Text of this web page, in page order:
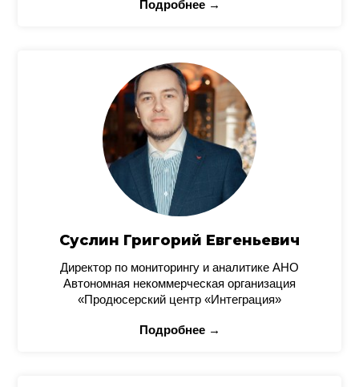
Подробнее →
Суслин Григорий Евгеньевич
Директор по мониторингу и аналитике АНО
Автономная некоммерческая организация
«Продюсерский центр «Интеграция»
Подробнее →